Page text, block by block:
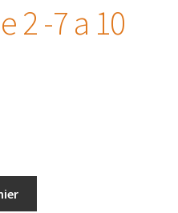
2 -7 a 10